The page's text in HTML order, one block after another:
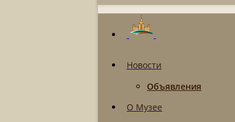
Новости
Объявления
О Музее